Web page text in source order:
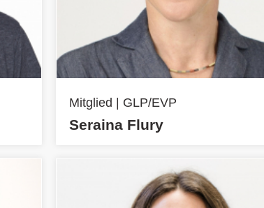
Mitglied | GLP/EVP
Seraina Flury